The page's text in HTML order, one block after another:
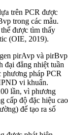
trên PCR được
trong các mẫu.
được tìm thấy
(OIE, 2019).
pirAvp và pirBvp
đại đẳng nhiệt tuần
pháp PCR
vi khuẩn.
lần, vì phương
cấp độ đặc hiệu cao
để tạo ra số